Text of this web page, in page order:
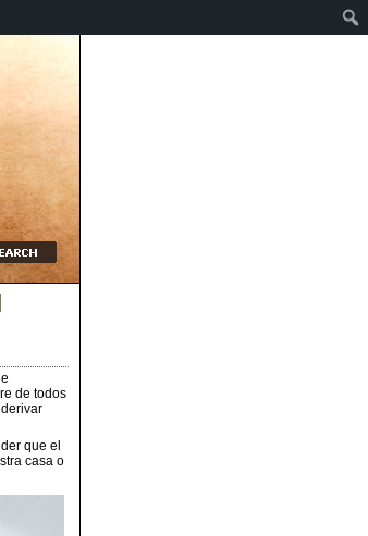
de todos
que el
casa o